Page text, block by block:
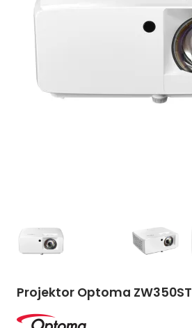
Projektor Optoma ZW350ST